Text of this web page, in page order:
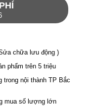
chữa lưu động )
phẩm trên 5 triệu
trong nội thành TP Bắc
mua số lượng lớn